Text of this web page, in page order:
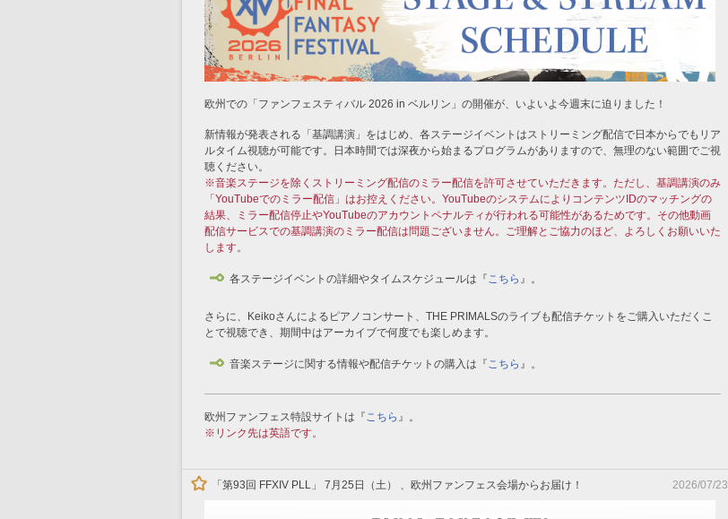
欧州での「ファンフェスティバル 2026 in ベルリン」の開催が、いよいよ今週末に迫りました！
新情報が発表される「基調講演」をはじめ、各ステージイベントはストリーミング配信で日本からでもリア
ルタイム視聴が可能です。日本時間では深夜から始まるプログラムがありますので、無理のない範囲でご視
聴ください。
※音楽ステージを除くストリーミング配信のミラー配信を許可させていただきます。ただし、基調講演のみ
「YouTubeでのミラー配信」はお控えください。YouTubeのシステムによりコンテンツIDのマッチングの
結果、ミラー配信停止やYouTubeのアカウントペナルティが行われる可能性があるためです。その他動画
配信サービスでの基調講演のミラー配信は問題ございません。ご理解とご協力のほど、よろしくお願いいた
します。
各ステージイベントの詳細やタイムスケジュールは『 こちら 』。
さらに、Keikoさんによるピアノコンサート、THE PRIMALSのライブも配信チケットをご購入いただくこ
とで視聴でき、期間中はアーカイブで何度でも楽しめます。
音楽ステージに関する情報や配信チケットの購入は『 こちら 』。
欧州ファンフェス特設サイトは 『 こちら 』。
※リンク先は英語です。
「第93回 FFXIV PLL」 7月25日（土） 、欧州ファンフェス会場からお届け！ 2026/07/23